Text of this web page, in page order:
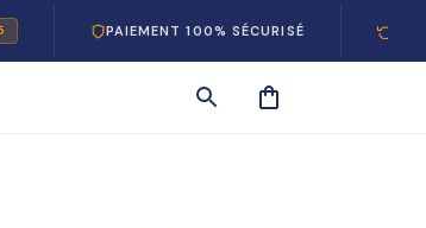
PAIEMENT 100% SÉCURISÉ RETOURS